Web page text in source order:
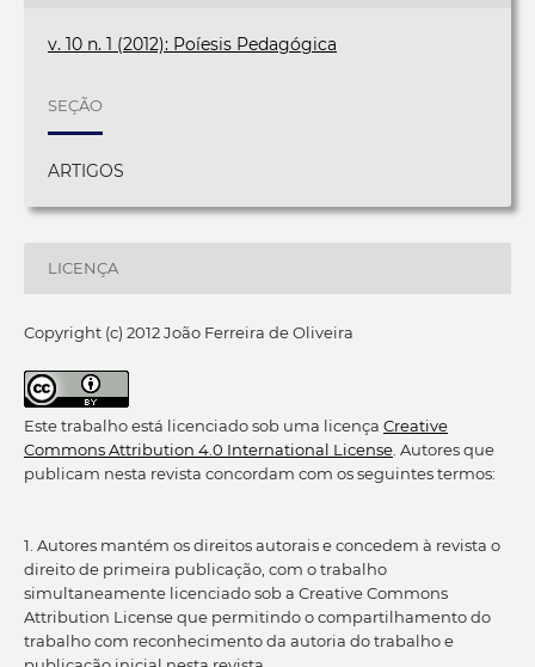
v. 10 n. 1 (2012): Poíesis Pedagógica
SEÇÃO
ARTIGOS
LICENÇA
Copyright (c) 2012 João Ferreira de Oliveira
Este trabalho está licenciado sob uma licença Creative
Commons Attribution 4.0 International License. Autores que
publicam nesta revista concordam com os seguintes termos:
1. Autores mantém os direitos autorais e concedem à revista o
direito de primeira publicação, com o trabalho
simultaneamente licenciado sob a Creative Commons
Attribution License que permitindo o compartilhamento do
trabalho com reconhecimento da autoria do trabalho e